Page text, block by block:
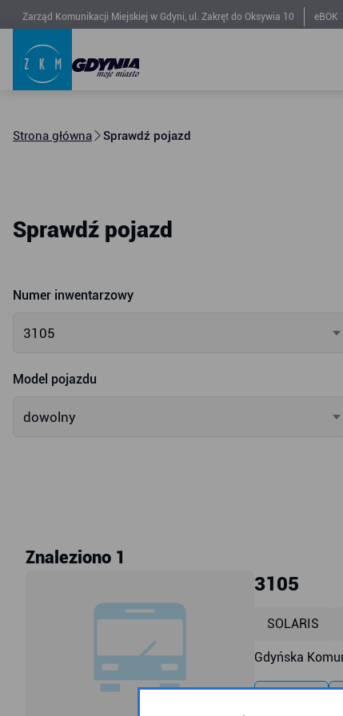
Zarząd Komunikacji Miejskiej w Gdyni, ul. Zakręt do Oksywia 10 eBOK
Strona główna Sprawdź pojazd
Sprawdź pojazd
Numer inwentarzowy
3105
Model pojazdu
dowolny
Znaleziono 1
3105
SOLARIS
Gdyńska